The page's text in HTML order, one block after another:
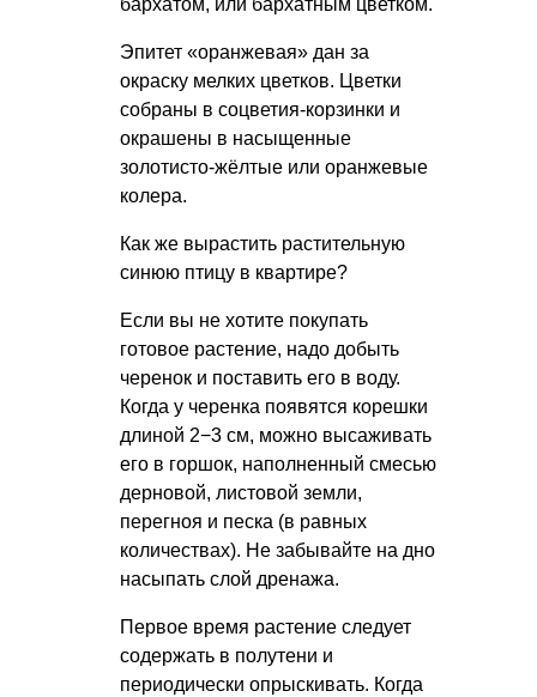
бархатом, или бархатным цветком.
Эпитет «оранжевая» дан за
окраску мелких цветков. Цветки
собраны в соцветия-корзинки и
окрашены в насыщенные
золотисто-жёлтые или оранжевые
колера.
Как же вырастить растительную
синюю птицу в квартире?
Если вы не хотите покупать
готовое растение, надо добыть
черенок и поставить его в воду.
Когда у черенка появятся корешки
длиной 2−3 см, можно высаживать
его в горшок, наполненный смесью
дерновой, листовой земли,
перегноя и песка (в равных
количествах). Не забывайте на дно
насыпать слой дренажа.
Первое время растение следует
содержать в полутени и
периодически опрыскивать. Когда